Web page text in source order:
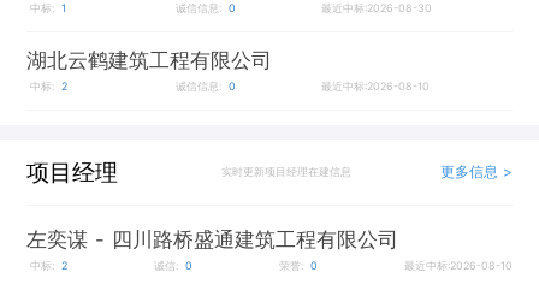
中标: 1 诚信信息: 0 最近中标:2026-08-30
湖北云鹤建筑工程有限公司
中标: 2 诚信信息: 0 最近中标:2026-08-10
项目经理 实时更新项目经理在建信息 更多信息 >
左奕谋 - 四川路桥盛通建筑工程有限公司
中标: 2 诚信: 0 荣誉: 0 最近中标:2026-08-10